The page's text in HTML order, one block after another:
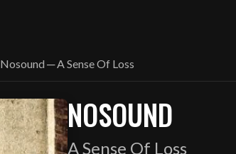
Nosound ─ A Sense Of Loss
NOSOUND
A Sense Of Loss